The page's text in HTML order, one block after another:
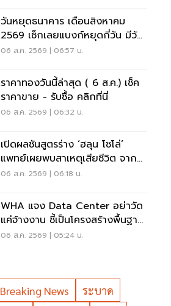
วันหยุดธนาคาร เดือนสิงหาคม
2569 เช็กเลยแบงก์หยุดกี่วัน มีวัน
หยุดยาวไหม
06 ส.ค. 2569 | 06:57 น.
ราคาทองวันนี้ล่าสุด ( 6 ส.ค.) เช็ค
ราคาขาย - รับซื้อ คลิกที่นี่
06 ส.ค. 2569 | 06:32 น.
เปิดผลชันสูตรร่าง ‘ฮลุน โซโล่’
แพทย์เผยพบสาเหตุเสียชีวิต จาก
ระบบหัวใจล้มเหลว
06 ส.ค. 2569 | 06:18 น.
WHA แจง Data Center อย่าวัด
แค่จ้างงาน ชี้เป็นโครงสร้างพื้นฐาน
เศรษฐกิจดิจิทัล
06 ส.ค. 2569 | 05:24 น.
Breaking News
ระบาด